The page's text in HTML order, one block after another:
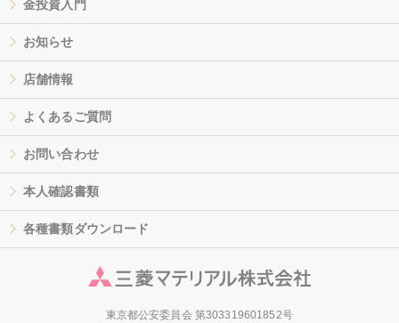
金投資入門
お知らせ
店舗情報
よくあるご質問
お問い合わせ
本人確認書類
各種書類ダウンロード
東京都公安委員会 第303319601852号